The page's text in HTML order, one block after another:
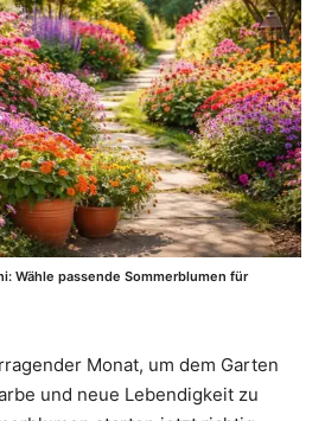
Wähle passende Sommerblumen für
Monat, um dem Garten
und neue Lebendigkeit zu